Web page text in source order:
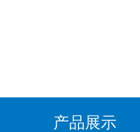
产品展示